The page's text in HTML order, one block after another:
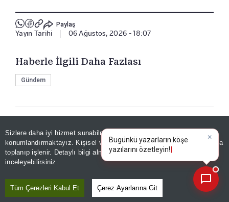
Sizlere daha iyi hizmet sunabilmek adına sitemizde
konumlandırmaktayız. Kişisel verileriniz, KVKK ve GDPR kapsamında
toplanıp işlenir. Detaylı bilgi almak içinAydınlatma Metnimizi
inceleyebilirsiniz.
Tüm Çerezleri Kabul Et Çerez Ayarlarına Git
Paylaş
Yayın Tarihi 06 Ağustos, 2026 - 18:07
Haberle İlgili Daha Fazlası
Gündem
×
Bugünkü yazarların köşe
yazılarını ö